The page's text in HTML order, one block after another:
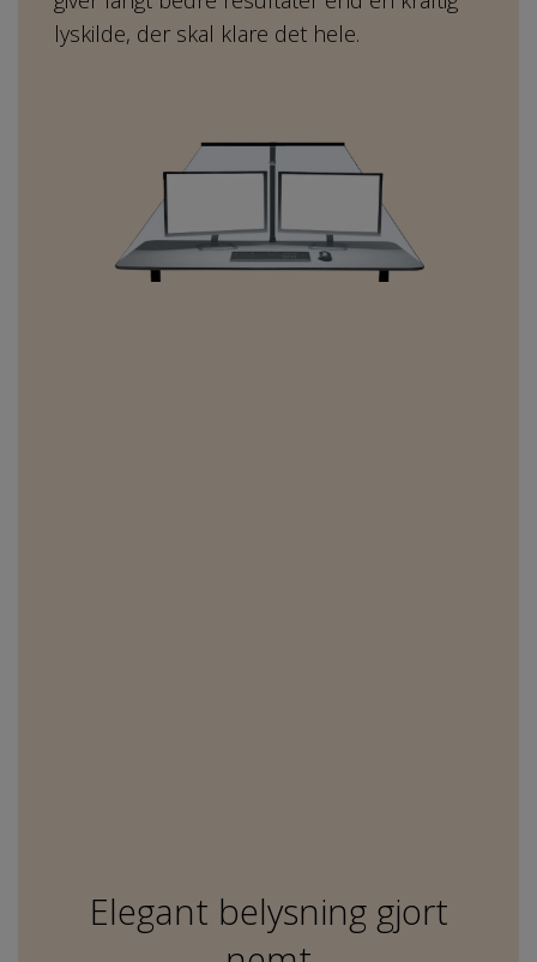
lyskilde, der skal klare det hele.
Elegant belysning gjort